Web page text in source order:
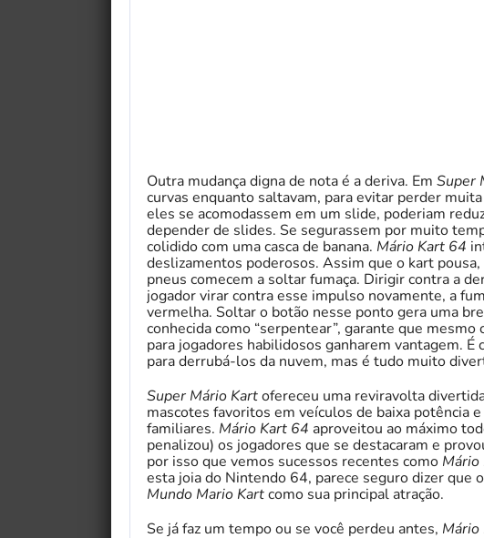
Outra mudança digna de nota é a deriva. Em Super
curvas enquanto saltavam, para evitar perder
eles se acomodassem em um slide, poderiam
depender de slides. Se segurassem por muito
colidido com uma casca de banana. Mário Kart 64
deslizamentos poderosos. Assim que o kart
pneus comecem a soltar fumaça. Dirigir contra a
jogador virar contra esse impulso novamente, a
vermelha. Soltar o botão nesse ponto gera uma
conhecida como “serpentear”, garante que
para jogadores habilidosos ganharem vantagem. É
para derrubá-los da nuvem, mas é tudo muito
Super Mário Kartofereceu uma reviravolta
mascotes favoritos em veículos de baixa potência
familiares. Mário Kart 64 aproveitou ao máximo
penalizou) os jogadores que se destacaram e
por isso que vemos sucessos recentes como
esta joia do Nintendo 64, parece seguro dizer que
Mundo Mario Kartcomo sua principal atração.
Se já faz um tempo ou se você perdeu antes, Mário
My Fairytale Griffin